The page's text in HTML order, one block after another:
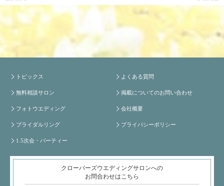
トピックス
無料相談サロン
フォトウエディング
ブライダルリング
1.5次会・パーティー
よくある質問
掲載についてのお問い合わせ
会社概要
プライバシーポリシー
クローバーズウエディングサロンへの
お問合わせはこちら